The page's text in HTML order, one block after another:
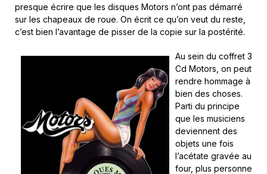
presque écrire que les disques Motors n’ont pas démarré
sur les chapeaux de roue. On écrit ce qu’on veut du reste,
c’est bien l’avantage de pisser de la copie sur la postérité.
Au sein du coffret 3
Cd Motors, on peut
rendre hommage à
bien des choses.
Parti du principe
que les musiciens
deviennent des
objets une fois
l’acétate gravée au
four, plus personne